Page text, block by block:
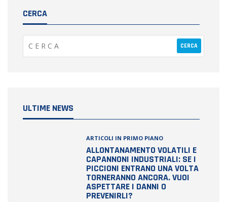
CERCA
ULTIME NEWS
ARTICOLI IN PRIMO PIANO
ALLONTANAMENTO VOLATILI E
CAPANNONI INDUSTRIALI: SE I
PICCIONI ENTRANO UNA VOLTA
TORNERANNO ANCORA. VUOI
ASPETTARE I DANNI O
PREVENIRLI?